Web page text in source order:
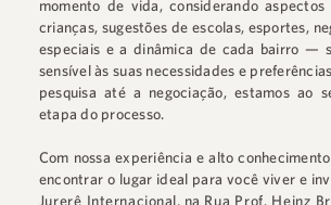
momento de vida, considerando
crianças, sugestões de escolas, esportes,
especiais e a dinâmica de cada bairro —
sensível às suas necessidades e
pesquisa até a negociação, estamos ao
etapa do processo.
Com nossa experiência e alto
encontrar o lugar ideal para você viver e
Jurerê Internacional, na Rua Prof. Heinz